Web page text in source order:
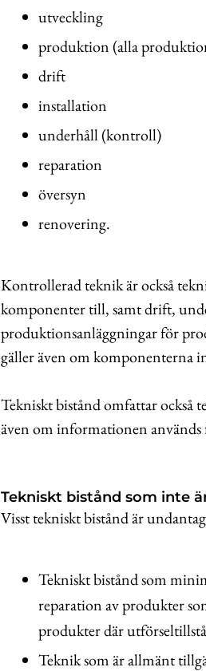
utveckling
produktion (alla
drift
installation
underhåll (kontroll)
reparation
översyn
renovering.
Kontrollerad teknik är också
komponenter till, samt drift,
produktionsanläggningar för
gäller även om komponenterna
Tekniskt bistånd omfattar också
även om informationen
Tekniskt bistånd som inte
Visst tekniskt bistånd är
Tekniskt bistånd som
reparation av produkter
produkter där
Teknik som är allmänt